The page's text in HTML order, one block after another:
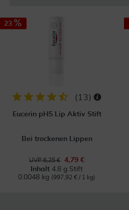
23
( 13)
Eucerin pH5 Lip Aktiv Stift
Bei trockenen Lippen
UVP 6,25 €
4,79 €
Inhalt 4.8 g Stift
0.0048 kg (997,92 € / 1 kg)